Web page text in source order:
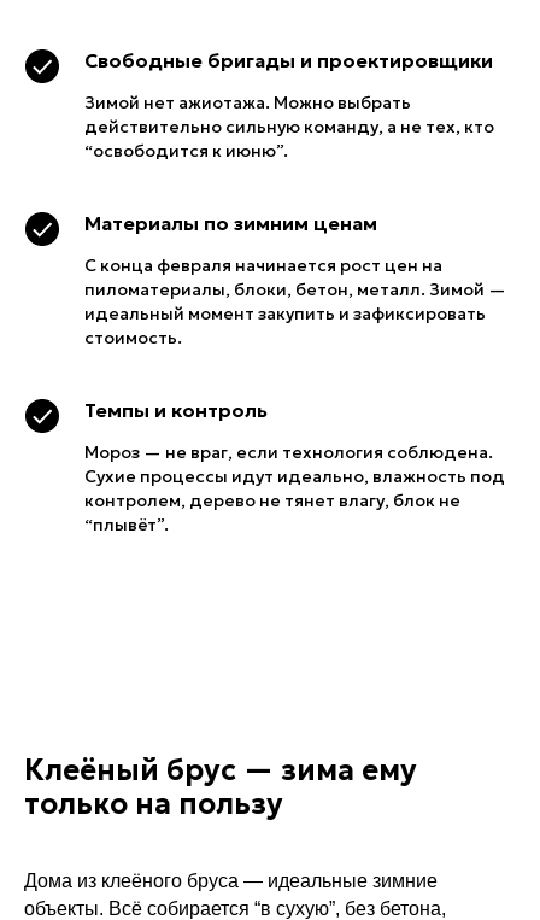
Свободные бригады и проектировщики
Зимой нет ажиотажа. Можно выбрать
действительно сильную команду, а не тех, кто
“освободится к июню”.
Материалы по зимним ценам
С конца февраля начинается рост цен на
пиломатериалы, блоки, бетон, металл. Зимой —
идеальный момент закупить и зафиксировать
стоимость.
Темпы и контроль
Мороз — не враг, если технология соблюдена.
Сухие процессы идут идеально, влажность под
контролем, дерево не тянет влагу, блок не
“плывёт”.
Клеёный брус — зима ему
только на пользу
Дома из клеёного бруса — идеальные зимние
объекты. Всё собирается “в сухую”, без бетона,